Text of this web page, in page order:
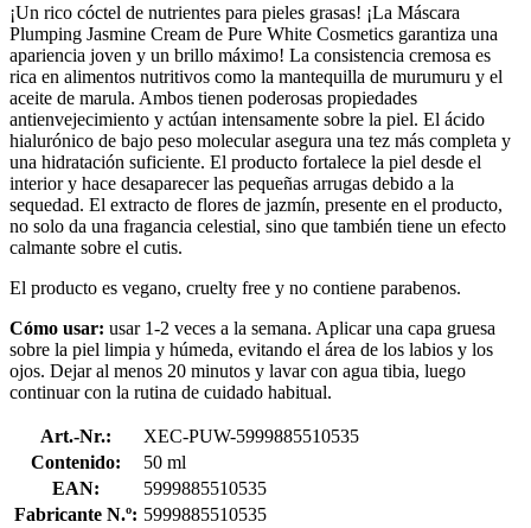
¡Un rico cóctel de nutrientes para pieles grasas! ¡La Máscara
Plumping Jasmine Cream de Pure White Cosmetics garantiza una
apariencia joven y un brillo máximo! La consistencia cremosa es
rica en alimentos nutritivos como la mantequilla de murumuru y el
aceite de marula. Ambos tienen poderosas propiedades
antienvejecimiento y actúan intensamente sobre la piel. El ácido
hialurónico de bajo peso molecular asegura una tez más completa y
una hidratación suficiente. El producto fortalece la piel desde el
interior y hace desaparecer las pequeñas arrugas debido a la
sequedad. El extracto de flores de jazmín, presente en el producto,
no solo da una fragancia celestial, sino que también tiene un efecto
calmante sobre el cutis.
El producto es vegano, cruelty free y no contiene parabenos.
Cómo usar: usar 1-2 veces a la semana. Aplicar una capa gruesa
sobre la piel limpia y húmeda, evitando el área de los labios y los
ojos. Dejar al menos 20 minutos y lavar con agua tibia, luego
continuar con la rutina de cuidado habitual.
Art.-Nr.:
XEC-PUW-5999885510535
Contenido:
50 ml
EAN:
5999885510535
Fabricante N.º: 5999885510535